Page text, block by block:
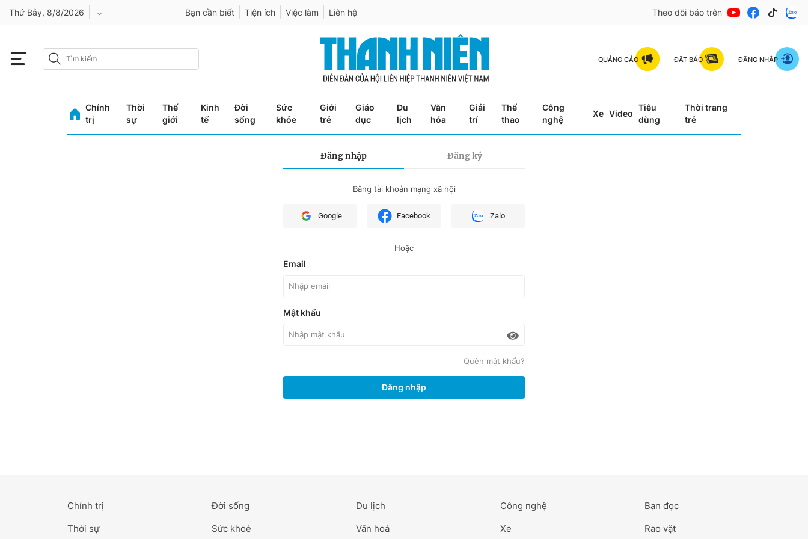
Thứ Bảy, 8/8/2026
Bình Phước
Đắk Lắk
Bạn cần biết Tiện ích Việc làm Liên hệ Theo dõi báo trên
QUẢNG CÁO ĐẶT BÁO ĐĂNG NHẬP
Chính
trị
Thời
sự
Thế
giới
Kinh
tế
Đời
sống
Sức
khỏe
Giới
trẻ
Giáo
dục
Du
lịch
Văn
hóa
Giải
trí
Thể
thao
Công
nghệ
Xe Video
Tiêu
dùng
Thời trang
trẻ
Đăng nhập Đăng ký
Bằng tài khoản mạng xã hội
Google Facebook Zalo
Hoặc
Email
Mật khẩu
Quên mật khẩu?
Đăng nhập
Chính trị
Thời sự
Đời sống
Sức khoẻ
Du lịch
Văn hoá
Công nghệ
Xe
Bạn đọc
Rao vặt